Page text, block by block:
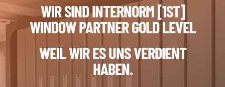
WIR SIND INTERNORM [1ST]
WINDOW PARTNER GOLD LEVEL
WEIL WIR ES UNS VERDIENT
HABEN.